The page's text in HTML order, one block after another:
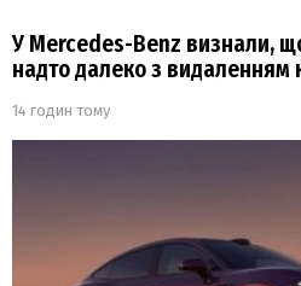
У Mercedes-Benz визнали,
надто далеко з видаленням
14 годин тому